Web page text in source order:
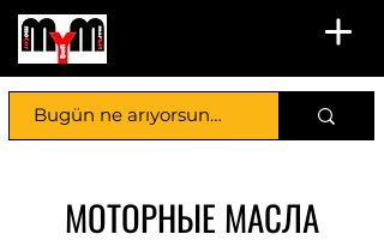
МОТОРНЫЕ МАСЛА